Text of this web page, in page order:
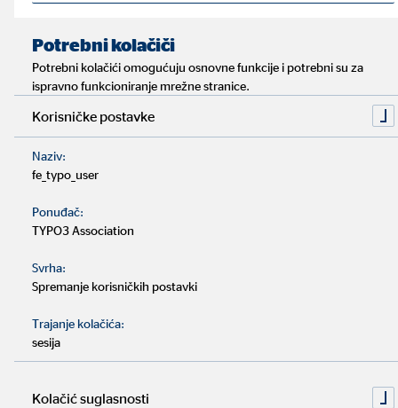
Vrijeme čitanja: približno 4 minuta
U Hrvatskoj, obvezno mirovinsko osiguranje najčešće
više nije dovoljno za bezbrižno starenje.
manje ljudi uplaćuje u mirovinske fondove.
Neophodno je privatno mirovinsko osiguranje. Isplati se
početi čim ranije.
Kada je riječ o privatnom mirovinskom osiguranju,
moraš imati na umu nekoliko stvari.
Potrebni kolačiči
Potrebni kolačići omogućuju osnovne funkcije i potrebni su za
ispravno funkcioniranje mrežne stranice.
Korisničke postavke
Naziv:
fe_typo_user
Ponuđač:
TYPO3 Association
Svrha:
Spremanje korisničkih postavki
Trajanje kolačića:
sesija
Kolačić suglasnosti